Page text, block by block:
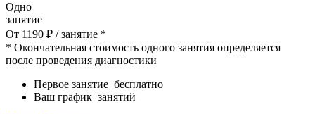
Одно
занятие
От 1190 ₽ / занятие *
* Окончательная стоимость одного занятия определяется
после проведения диагностики
Первое занятие бесплатно
Ваш график занятий